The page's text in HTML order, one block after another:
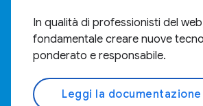
In qualità di professionisti del
fondamentale creare nuove
ponderato e responsabile.
Leggi la documentazione